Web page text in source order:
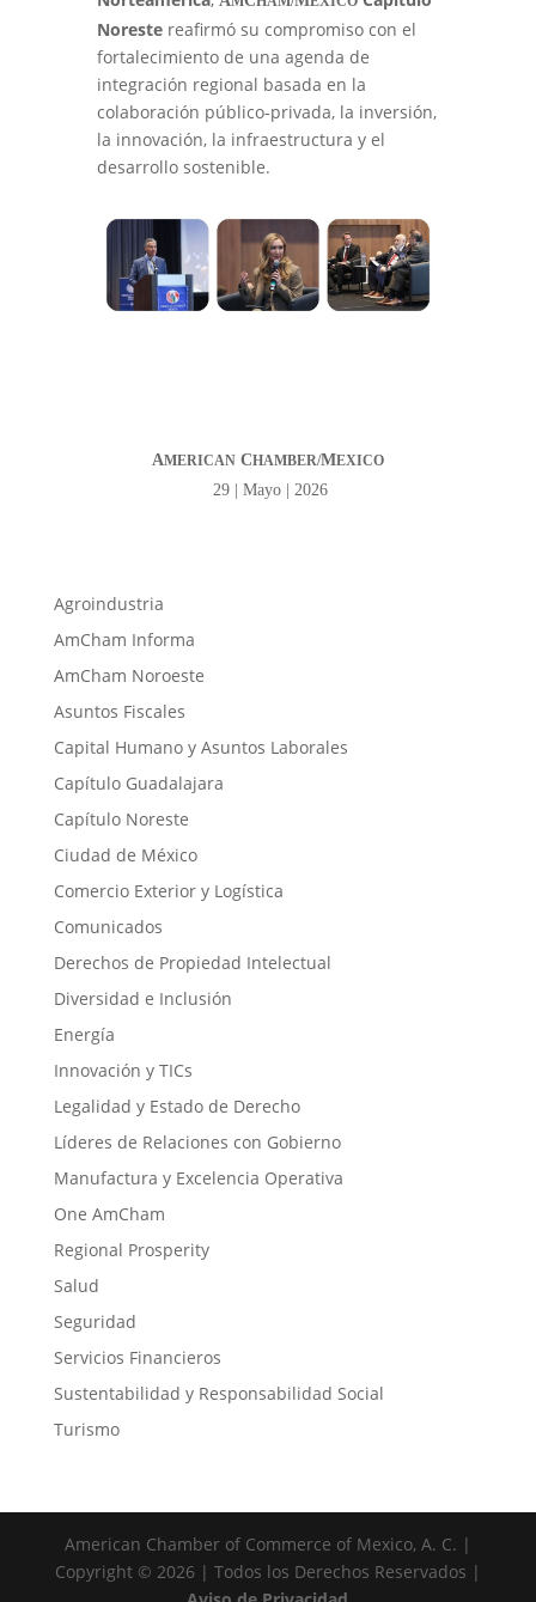
Norestereafirmó su compromiso con el
fortalecimiento de una agenda de
integración regional basada en la
colaboración público-privada, la inversión,
la innovación, la infraestructura y el
desarrollo sostenible.
AMERICANCHAMBER/MEXICO
29 | Mayo | 2026
Agroindustria
AmCham Informa
AmCham Noroeste
Asuntos Fiscales
Capital Humano y Asuntos Laborales
Capítulo Guadalajara
Capítulo Noreste
Ciudad de México
Comercio Exterior y Logística
Comunicados
Derechos de Propiedad Intelectual
Diversidad e Inclusión
Energía
Innovación y TICs
Legalidad y Estado de Derecho
Líderes de Relaciones con Gobierno
Manufactura y Excelencia Operativa
One AmCham
Regional Prosperity
Salud
Seguridad
Servicios Financieros
Sustentabilidad y Responsabilidad Social
Turismo
American Chamber of Commerce of Mexico, A. C. |
Copyright © 2026 | Todos los Derechos Reservados |